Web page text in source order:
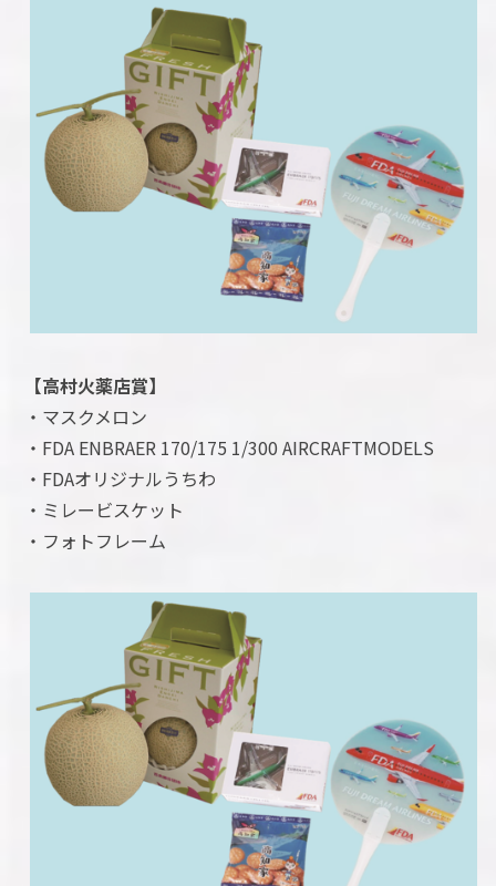
【高村火薬店賞】
・マスクメロン
・FDA ENBRAER 170/175 1/300 AIRCRAFTMODELS
・FDAオリジナルうちわ
・ミレービスケット
・フォトフレーム